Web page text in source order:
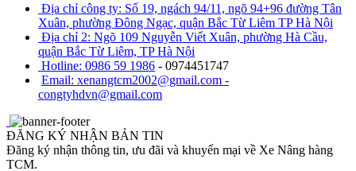
Địa chỉ công ty: Số 19, ngách 94/11, ngõ 94+96 đường Tân
Xuân, phường Đông Ngạc, quận Bắc Từ Liêm TP Hà Nội
Địa chỉ 2: Ngõ 109 Nguyễn Viết Xuân, phường Hà Cầu,
quận Bắc Từ Liêm, TP Hà Nội
Hotline: 0986 59 1986 - 0974451747
Email: xenangtcm2002@gmail.com -
congtyhdvn@gmail.com
ĐĂNG KÝ NHẬN BẢN TIN
Đăng ký nhận thông tin, ưu đãi và khuyến mại về Xe Nâng hàng
TCM.